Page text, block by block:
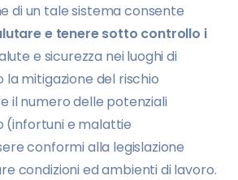
di un tale sistema consente
e tenere sotto controllo i
e sicurezza nei luoghi di
mitigazione del rischio
il numero delle potenziali
(infortuni e malattie
conformi alla legislazione
condizioni ed ambienti di lavoro.